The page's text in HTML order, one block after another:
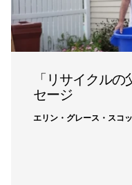
「リサイクル
セージ
エリン・グレース・スコ